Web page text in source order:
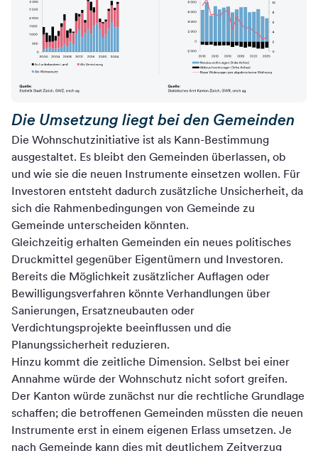
Die Umsetzung liegt bei den Gemeinden
Die Wohnschutzinitiative ist als Kann-Bestimmung
ausgestaltet. Es bleibt den Gemeinden überlassen, ob
und wie sie die neuen Instrumente einsetzen wollen. Für
Investoren entsteht dadurch zusätzliche Unsicherheit, da
sich die Rahmenbedingungen von Gemeinde zu
Gemeinde unterscheiden könnten.
Gleichzeitig erhalten Gemeinden ein neues politisches
Druckmittel gegenüber Eigentümern und Investoren.
Bereits die Möglichkeit zusätzlicher Auflagen oder
Bewilligungsverfahren könnte Verhandlungen über
Sanierungen, Ersatzneubauten oder
Verdichtungsprojekte beeinflussen und die
Planungssicherheit reduzieren.
Hinzu kommt die zeitliche Dimension. Selbst bei einer
Annahme würde der Wohnschutz nicht sofort greifen.
Der Kanton würde zunächst nur die rechtliche Grundlage
schaffen; die betroffenen Gemeinden müssten die neuen
Instrumente erst in einem eigenen Erlass umsetzen. Je
nach Gemeinde kann dies mit deutlichem Zeitverzug